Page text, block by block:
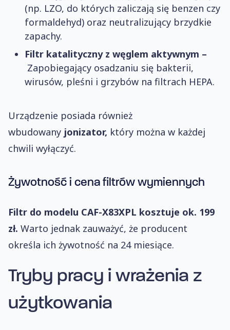
(np. LZO, do których zaliczają się benzen czy
formaldehyd) oraz neutralizujący brzydkie
zapachy.
Filtr katalityczny z węglem aktywnym –
Zapobiegający osadzaniu się bakterii,
wirusów, pleśni i grzybów na filtrach HEPA.
Urządzenie posiada również
wbudowany jonizator, który można w każdej
chwili wyłączyć.
Żywotność i cena filtrów wymiennych
Filtr do modelu CAF-X83XPL kosztuje ok. 199
zł. Warto jednak zauważyć, że producent
określa ich żywotność na 24 miesiące.
Tryby pracy i wrażenia z
użytkowania